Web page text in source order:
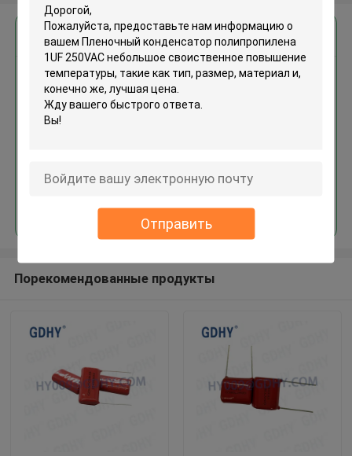
Отправить
Получить лучшую цену для
Пленочный конденсатор
полипропилена 1UF 250VAC
Порекомендованные продукты